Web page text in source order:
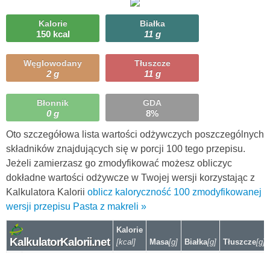
Kalorie
150 kcal
Białka
11 g
Węglowodany
2 g
Tłuszcze
11 g
Błonnik
0 g
GDA
8%
Oto szczegółowa lista wartości odżywczych poszczególnych
składników znajdujących się w porcji 100 tego przepisu.
Jeżeli zamierzasz go zmodyfikować możesz obliczyc
dokładne wartości odżywcze w Twojej wersji korzystając z
Kalkulatora Kalorii oblicz kaloryczność 100 zmodyfikowanej
wersji przepisu Pasta z makreli »
KalkulatorKalorii.net
Kalorie
[kcal]
Masa[g] Białka[g] Tłuszcze[g]